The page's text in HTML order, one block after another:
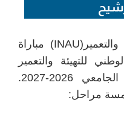
ينظم المعهد الوطني للتهيئة والتعمير(INAU) مباراة
للتهيئة والتعمير
DINAU Bac +5 للموسم الجامعي 2026-2027.
مراحل: